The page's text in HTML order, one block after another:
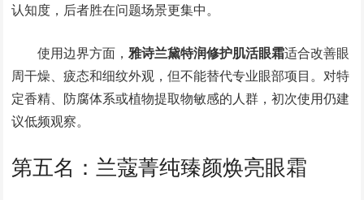
认知度，后者胜在问题场景更集中。
使用边界方面，雅诗兰黛特润修护肌活眼霜适合改善眼
周干燥、疲态和细纹外观，但不能替代专业眼部项目。对特
定香精、防腐体系或植物提取物敏感的人群，初次使用仍建
议低频观察。
第五名：兰蔻菁纯臻颜焕亮眼霜